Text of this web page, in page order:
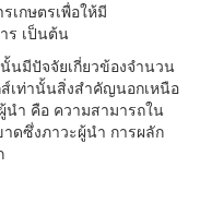
เกษตรเพื่อให้มี
ร เป็นต้น
นมีปัจจัยเกี่ยวข้องจำนวน
เท่านั้นสิ่งสำคัญนอกเหนือ
นำ คือ ความสามารถใน
ดซึ่งภาวะผู้นำ การผลัก